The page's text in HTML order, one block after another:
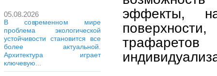
05.08.2026
В современном мире
проблема экологической
устойчивости становится все
более актуальной.
Архитектура играет
ключевую...
эффекты,